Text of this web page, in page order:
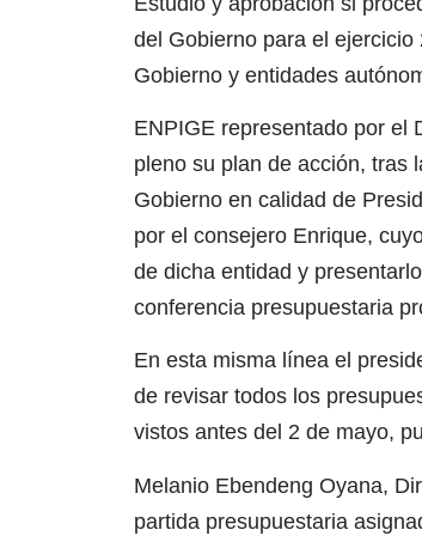
del Gobierno para el
Gobierno y entidades
ENPIGE representado por el
pleno su plan de acción, tras
Gobierno en calidad de
por el consejero Enrique,
de dicha entidad y
conferencia presupuestaria
En esta misma línea el
de revisar todos los
vistos antes del 2 de mayo,
Melanio Ebendeng Oyana,
partida presupuestaria